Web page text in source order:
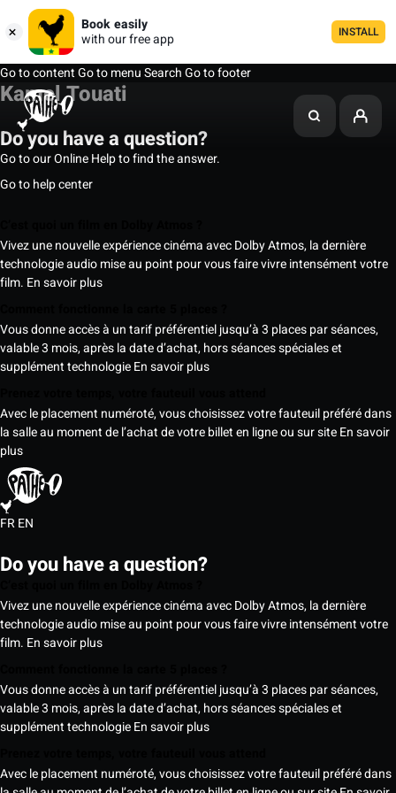
Book easily
with our free app
INSTALL
Go to contentGo to menuSearchGo to footer
Kamel Touati
Do you have a question?
Go to our Online Help to find the answer.
Go to help center
Vivez une nouvelle expérience cinéma avec Dolby Atmos, la dernière
technologie audio mise au point pour vous faire vivre intensément votre
film. En savoir plus
Vous donne accès à un tarif préférentiel jusqu’à 3 places par séances,
valable 3 mois, après la date d’achat, hors séances spéciales et
supplément technologieEn savoir plus
Avec le placement numéroté, vous choisissez votre fauteuil préféré dans
la salle au moment de l’achat de votre billet en ligne ou sur siteEn savoir
plus
FREN
Do you have a question?
Vivez une nouvelle expérience cinéma avec Dolby Atmos, la dernière
technologie audio mise au point pour vous faire vivre intensément votre
film. En savoir plus
Vous donne accès à un tarif préférentiel jusqu’à 3 places par séances,
valable 3 mois, après la date d’achat, hors séances spéciales et
supplément technologieEn savoir plus
Avec le placement numéroté, vous choisissez votre fauteuil préféré dans